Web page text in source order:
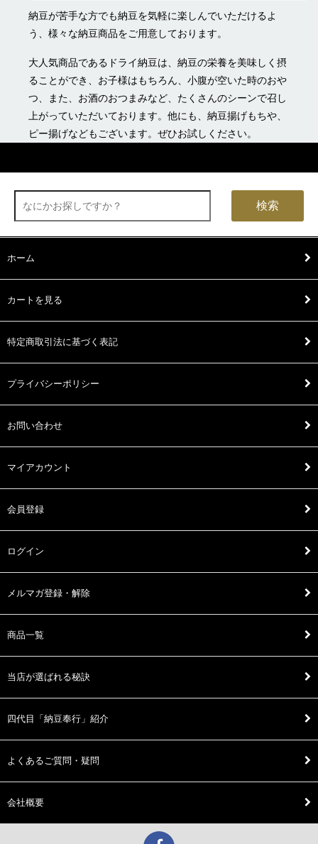
納豆が苦手な方でも納豆を気軽に楽しんでいただけるよ
う、様々な納豆商品をご用意しております。
大人気商品であるドライ納豆は、納豆の栄養を美味しく摂
ることができ、お子様はもちろん、小腹が空いた時のおや
つ、また、お酒のおつまみなど、たくさんのシーンで召し
上がっていただいております。他にも、納豆揚げもちや、
ピー揚げなどもございます。ぜひお試しください。
検索
ホーム
カートを見る
特定商取引法に基づく表記
プライバシーポリシー
お問い合わせ
マイアカウント
会員登録
ログイン
メルマガ登録・解除
商品一覧
当店が選ばれる秘訣
四代目「納豆奉行」紹介
よくあるご質問・疑問
会社概要